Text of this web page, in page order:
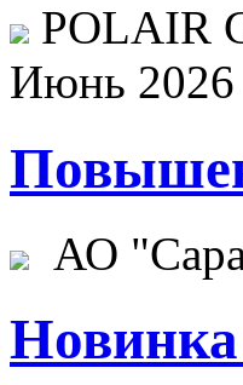
POLAIR
Июнь 2026
АО